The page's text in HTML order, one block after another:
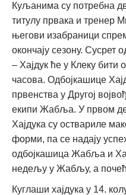
Куљанима су потребна
титулу првака и тренер
његови изабраници
окончају сезону. Сусрет
– Хајдук ће у Клеку бити
часова. Одбојкашице
првенства у Другој
екипи Жабља. У првом
Хајдука су оствариле
форми, па се надају
одбојкашица Жабља и
недељу у Жабљу, а
Куглаши хајдука у 14.